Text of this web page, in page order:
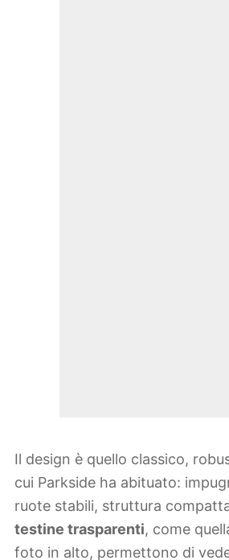
Il design è quello classico,
cui Parkside ha abituato:
ruote stabili, struttura
testine trasparenti, come
foto in alto, permettono di